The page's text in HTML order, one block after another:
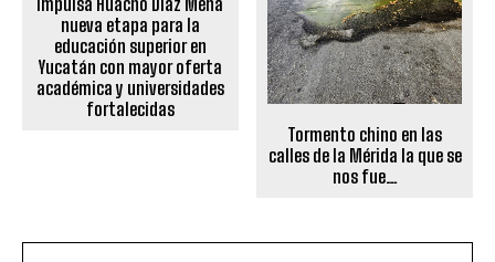
nueva etapa para la
educación superior en
Yucatán con mayor oferta
académica y universidades
fortalecidas
Tormento chino en las
calles de la Mérida la que se
nos fue…